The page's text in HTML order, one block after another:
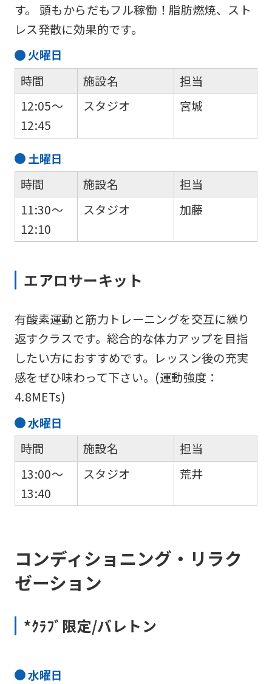
す。 頭もからだもフル稼働！脂肪燃焼、スト
レス発散に効果的です。
火曜日
時間
12:05～
12:45
施設名
スタジオ
担当
宮城
土曜日
時間
11:30～
12:10
施設名
スタジオ
担当
加藤
エアロサーキット
有酸素運動と筋力トレーニングを交互に繰り
返すクラスです。総合的な体力アップを目指
したい方におすすめです。レッスン後の充実
感をぜひ味わって下さい。(運動強度：
4.8METs)
水曜日
時間
13:00～
13:40
施設名
スタジオ
担当
荒井
コンディショニング・リラク
ゼーション
*ｸﾗﾌﾞ限定/バレトン
水曜日